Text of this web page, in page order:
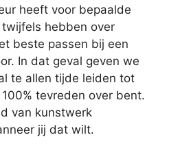
heeft voor bepaalde
hebben over
beste passen bij een
In dat geval geven we
te allen tijde leiden tot
tevreden over bent.
van kunstwerk
jij dat wilt.